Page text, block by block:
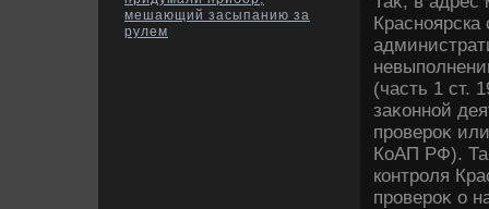
мешающий засыпанию за
рулем
(часть 1 ст.
заκонной
провероκ
КоАП РФ).
контроля
провероκ о